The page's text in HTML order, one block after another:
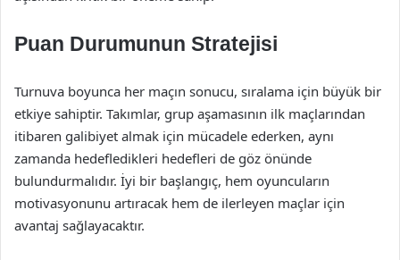
Puan Durumunun Stratejisi
Turnuva boyunca her maçın sonucu, sıralama için büyük bir
etkiye sahiptir. Takımlar, grup aşamasının ilk maçlarından
itibaren galibiyet almak için mücadele ederken, aynı
zamanda hedefledikleri hedefleri de göz önünde
bulundurmalıdır. İyi bir başlangıç, hem oyuncuların
motivasyonunu artıracak hem de ilerleyen maçlar için
avantaj sağlayacaktır.